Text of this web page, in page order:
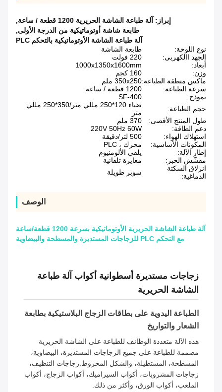
إبراز: آلة طباعة الشاشة الحريرية 1200 قطعة / ساعة
,
طابعة شاشة أوتوماتيكية من الدرجة الأولى,
آلة طباعة الشاشة الأوتوماتيكية بالتحكم PLC
نوع اللوحة:
طابعة الشاشة
الجهد االكهربى:
220 فولت
أبعاد:
1000x1350x1600mm
وزن:
160 كجم
ماكس منطقة الطباعة:350x250 ملم
سرعة الطباعة:
1200 قطعة / ساعة
نموذج:
SF-400
حجم الطباعة:
ضياء 120*250 مللي متر/350*250 مللي
متر
طول المنتج الأقصى:
370 ملم
دعم الطاقة:
220V 50Hz 60W
استهلاك الهواء:
500 لتر/دقيقة
المكونات الأساسية:
محرك ، PLC
إطار الآلة:
يلقي الألومنيوم
مقشّش الحبر:
معايرة تلقائية
انزلاق السكتة
الدماغية:
سوبر طويلة
الوصف
آلة طباعة الشاشة الحريرية الأوتوماتيكية بسرعة 1200 قطعة/ساعة
مع التحكم PLC للزجاجات المستديرة والمسطحة والبيضاوية
زجاجات مستديرة أسطوانية أكواب آلة طباعة
الشاشة الحريرية
الطباعة اليدوية على بطاقات الزجاج البلاستيكية بطابعة
الشعار والتواريخ
هذه الآلة متعددة الوظائف للطباعة على الشاشة الحريرية
مصممة للطباعة على جميع الزجاجات المستديرة، البيضاوية،
المسطحة، المستطيلة، والشكل المخروط.زجاجات التنظيف،
زجاجات المشروبات، أكواب السيراميك، أكواب الزجاج، أكواب
الملعب، أكواب الورق، وأكثر من ذلك.